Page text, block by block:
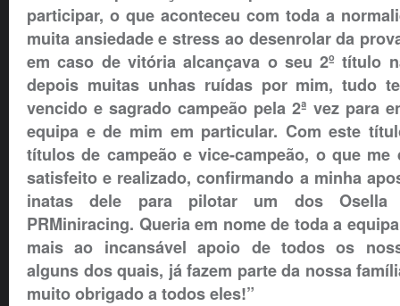
participar, o que aconteceu com toda a
muita ansiedade e stress ao desenrolar da
em caso de vitória alcançava o seu 2º título
depois muitas unhas ruídas por mim, tudo
vencido e sagrado campeão pela 2ª vez para
equipa e de mim em particular. Com este
títulos de campeão e vice-campeão, o que me
satisfeito e realizado, confirmando a minha
inatas dele para pilotar um dos Osella
PRMiniracing. Queria em nome de toda a
mais ao incansável apoio de todos os
alguns dos quais, já fazem parte da nossa
muito obrigado a todos eles!”